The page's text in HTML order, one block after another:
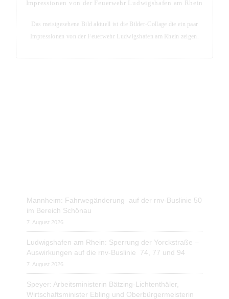
Impressionen von der Feuerwehr Ludwigshafen am Rhein
Das meistgesehene Bild aktuell ist die Bilder-Collage die ein paar
Impressionen von der Feuerwehr Ludwigshafen am Rhein zeigen.
Mannheim: Fahrwegänderung auf der rnv-Buslinie 50
im Bereich Schönau
7. August 2026
Ludwigshafen am Rhein: Sperrung der Yorckstraße –
Auswirkungen auf die rnv-Buslinie 74, 77 und 94
7. August 2026
Speyer: Arbeitsministerin Bätzing-Lichtenthäler,
Wirtschaftsminister Ebling und Oberbürgermeisterin